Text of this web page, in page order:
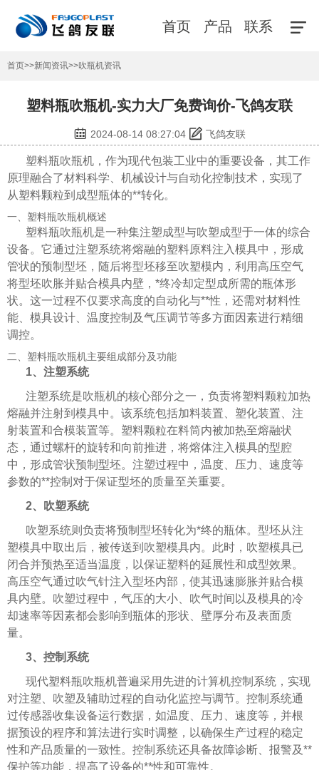
首页 产品 联系
首页>>新闻资讯>>吹瓶机资讯
塑料瓶吹瓶机-实力大厂免费询价-飞鸽友联
2024-08-14 08:27:04 飞鸽友联
塑料瓶吹瓶机，作为现代包装工业中的重要设备，其工作
原理融合了材料科学、机械设计与自动化控制技术，实现了
从塑料颗粒到成型瓶体的**转化。
一、塑料瓶吹瓶机概述
塑料瓶吹瓶机是一种集注塑成型与吹塑成型于一体的综合
设备。它通过注塑系统将熔融的塑料原料注入模具中，形成
管状的预制型坯，随后将型坯移至吹塑模内，利用高压空气
将型坯吹胀并贴合模具内壁，*终冷却定型成所需的瓶体形
状。这一过程不仅要求高度的自动化与**性，还需对材料性
能、模具设计、温度控制及气压调节等多方面因素进行精细
调控。
二、塑料瓶吹瓶机主要组成部分及功能
1、注塑系统
注塑系统是吹瓶机的核心部分之一，负责将塑料颗粒加热
熔融并注射到模具中。该系统包括加料装置、塑化装置、注
射装置和合模装置等。塑料颗粒在料筒内被加热至熔融状
态，通过螺杆的旋转和向前推进，将熔体注入模具的型腔
中，形成管状预制型坯。注塑过程中，温度、压力、速度等
参数的**控制对于保证型坯的质量至关重要。
2、吹塑系统
吹塑系统则负责将预制型坯转化为*终的瓶体。型坯从注
塑模具中取出后，被传送到吹塑模具内。此时，吹塑模具已
闭合并预热至适当温度，以保证塑料的延展性和成型效果。
高压空气通过吹气针注入型坯内部，使其迅速膨胀并贴合模
具内壁。吹塑过程中，气压的大小、吹气时间以及模具的冷
却速率等因素都会影响到瓶体的形状、壁厚分布及表面质
量。
3、控制系统
现代塑料瓶吹瓶机普遍采用先进的计算机控制系统，实现
对注塑、吹塑及辅助过程的自动化监控与调节。控制系统通
过传感器收集设备运行数据，如温度、压力、速度等，并根
据预设的程序和算法进行实时调整，以确保生产过程的稳定
性和产品质量的一致性。控制系统还具备故障诊断、报警及**
保护等功能，提高了设备的**性和可靠性。